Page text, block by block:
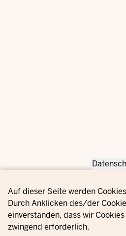
Privacy settings
Auf dieser Seite werden
Durch Anklicken des/der
einverstanden, dass wir
zwingend erforderlich.